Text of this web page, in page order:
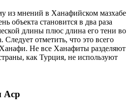
из мнений в Ханафийском мазхабе
объекта становится в два раза
длины плюс длина его тени во
Следует отметить, что это всего
Не все Ханафиты разделяют
как Турция, не используют
Аср